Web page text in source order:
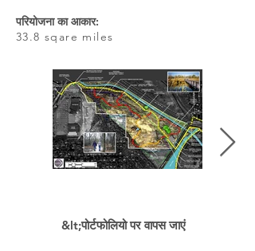
परियोजना का आकार:
33.8 sqare miles
&lt;पोर्टफोलियो पर वापस जाएं